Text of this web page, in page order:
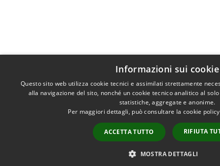
Informazioni sui cookie
Questo sito web utilizza cookie tecnici e assimilati strettamente
alla navigazione del sito, nonché un cookie tecnico analitico al
statistiche, aggregate e anonime.
Per maggiori dettagli, può consultare la cookie
ACCETTA TUTTO RIFIUTA
MOSTRA DETTAGLI